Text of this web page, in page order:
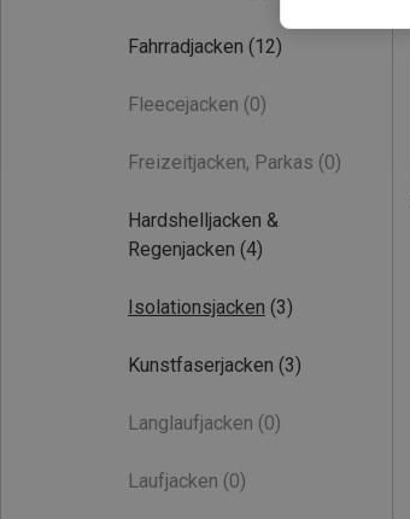
Fahrradjacken (12)
Fleecejacken (0)
Freizeitjacken, Parkas (0)
Hardshelljacken &
Regenjacken (4)
Isolationsjacken (3)
Kunstfaserjacken (3)
Langlaufjacken (0)
Laufjacken (0)